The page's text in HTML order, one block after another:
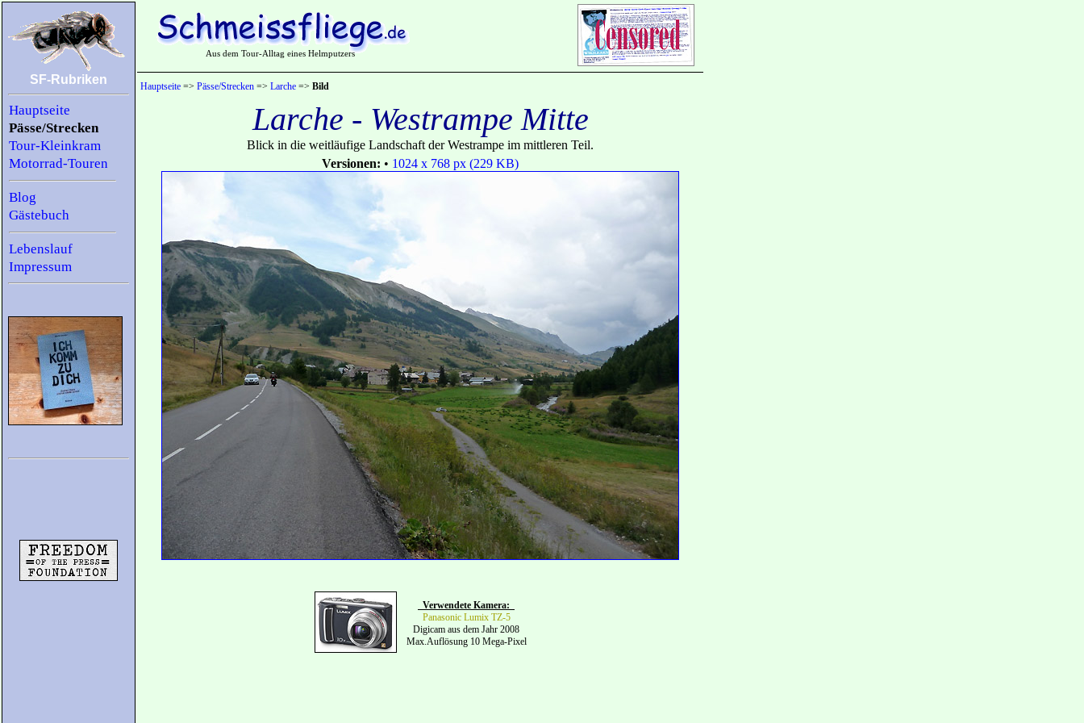
SF-Rubriken
Hauptseite
Pässe/Strecken
Tour-Kleinkram
Motorrad-Touren
Blog
Gästebuch
Lebenslauf
Impressum
Aus dem Tour-Alltag eines Helmputzers
Hauptseite => Pässe/Strecken => Larche => Bild
Larche - Westrampe Mitte
Blick in die weitläufige Landschaft der Westrampe im mittleren Teil.
Versionen: • 1024 x 768 px (229 KB)
Verwendete Kamera:
Panasonic Lumix TZ-5
Digicam aus dem Jahr 2008
Max.Auflösung 10 Mega-Pixel